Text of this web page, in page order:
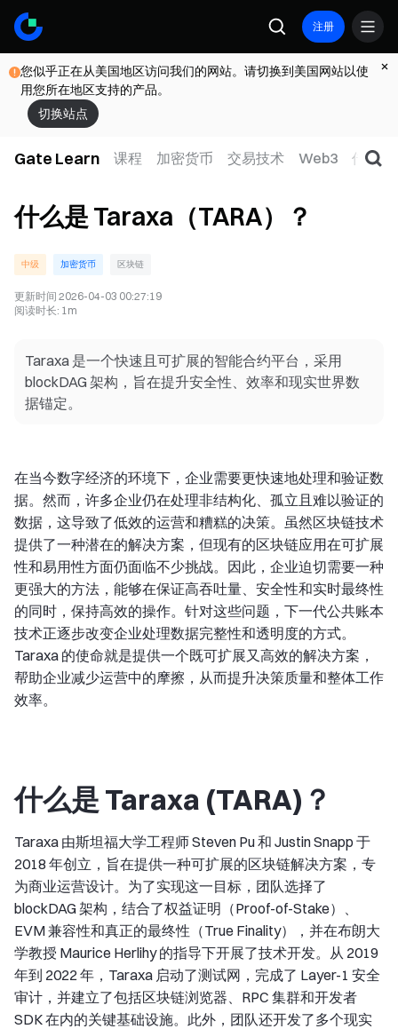
注册
您似乎正在从美国地区访问我们的网站。请切换到美国网站以使
用您所在地区支持的产品。
切换站点
Gate Learn 课程 加密货币 交易技术 Web3 传统金
什么是 Taraxa（TARA）？
中级 加密货币 区块链
更新时间 2026-04-03 00:27:19
阅读时长: 1m
Taraxa 是一个快速且可扩展的智能合约平台，采用
blockDAG 架构，旨在提升安全性、效率和现实世界数
据锚定。
在当今数字经济的环境下，企业需要更快速地处理和验证数
据。然而，许多企业仍在处理非结构化、孤立且难以验证的
数据，这导致了低效的运营和糟糕的决策。虽然区块链技术
提供了一种潜在的解决方案，但现有的区块链应用在可扩展
性和易用性方面仍面临不少挑战。因此，企业迫切需要一种
更强大的方法，能够在保证高吞吐量、安全性和实时最终性
的同时，保持高效的操作。针对这些问题，下一代公共账本
技术正逐步改变企业处理数据完整性和透明度的方式。
Taraxa 的使命就是提供一个既可扩展又高效的解决方案，
帮助企业减少运营中的摩擦，从而提升决策质量和整体工作
效率。
什么是 Taraxa (TARA)？
Taraxa 由斯坦福大学工程师 Steven Pu 和 Justin Snapp 于
2018 年创立，旨在提供一种可扩展的区块链解决方案，专
为商业运营设计。为了实现这一目标，团队选择了
blockDAG 架构，结合了权益证明（Proof-of-Stake）、
EVM 兼容性和真正的最终性（True Finality），并在布朗大
学教授 Maurice Herlihy 的指导下开展了技术开发。从 2019
年到 2022 年，Taraxa 启动了测试网，完成了 Layer-1 安全
审计，并建立了包括区块链浏览器、RPC 集群和开发者
SDK 在内的关键基础设施。此外，团队还开发了多个现实